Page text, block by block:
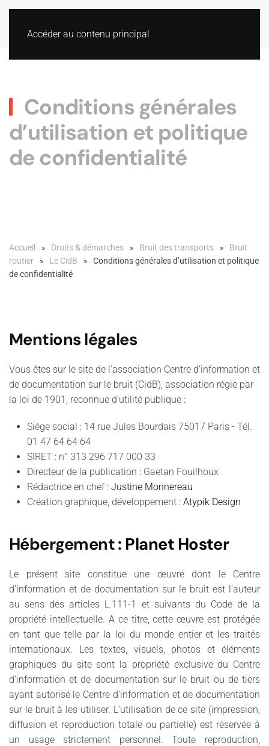
Accéder au contenu principal
Conditions générales
d’utilisation et politique
de confidentialité
Accueil Droits & démarches Bruit des transports
Bruit
routier
Le CidB
Conditions générales d’utilisation et politique
de confidentialité
Mentions légales
Vous êtes sur le site de l'association Centre d’information et
de documentation sur le bruit (CidB), association régie par
la loi de 1901, reconnue d’utilité publique :
Siège social : 14 rue Jules Bourdais 75017 Paris - Tél.
01 47 64 64 64
SIRET : n° 313 296 717 000 33
Directeur de la publication : Gaetan Fouilhoux
Rédactrice en chef : Justine Monnereau
Création graphique, développement : Atypik Design
Hébergement: Planet Hoster
Le présent site constitue une œuvre dont le Centre
d’information et de documentation sur le bruit est l’auteur
au sens des articles L.111-1 et suivants du Code de la
propriété intellectuelle. A ce titre, cette œuvre est protégée
en tant que telle par la loi du monde entier et les traités
internationaux. Les textes, visuels, photos et éléments
graphiques du site sont la propriété exclusive du Centre
d’information et de documentation sur le bruit ou de tiers
ayant autorisé le Centre d’information et de documentation
sur le bruit à les utiliser. L’utilisation de ce site (impression,
diffusion et reproduction totale ou partielle) est réservée à
un usage strictement personnel. Toute reproduction,